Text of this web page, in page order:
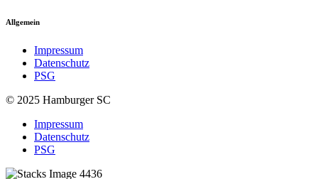
Allgemein
Impressum
Datenschutz
PSG
© 2025 Hamburger SC
Impressum
Datenschutz
PSG